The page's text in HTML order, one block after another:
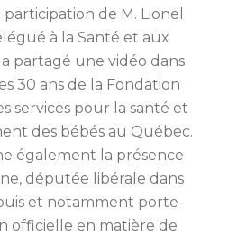
de M. Lionel
à la Santé et aux
partagé une vidéo dans
30 ans de la Fondation
services pour la santé et
des bébés au Québec.
également la présence
députée libérale dans
et notamment porte-
officielle en matière de